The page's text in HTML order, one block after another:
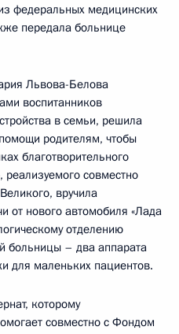
федеральных медицинских
передала больнице
Львова-Белова
воспитанников
в семьи, решила
родителям, чтобы
благотворительного
реализуемого совместно
вручила
от нового автомобиля «Лада
отделению
больницы – два аппарата
для маленьких пациентов.
которому
совместно с Фондом